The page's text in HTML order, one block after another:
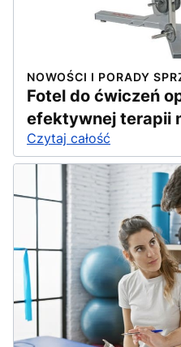
NOWOŚCI I PORADY
Fotel do ćwiczeń
efektywnej terapii
Czytaj całość